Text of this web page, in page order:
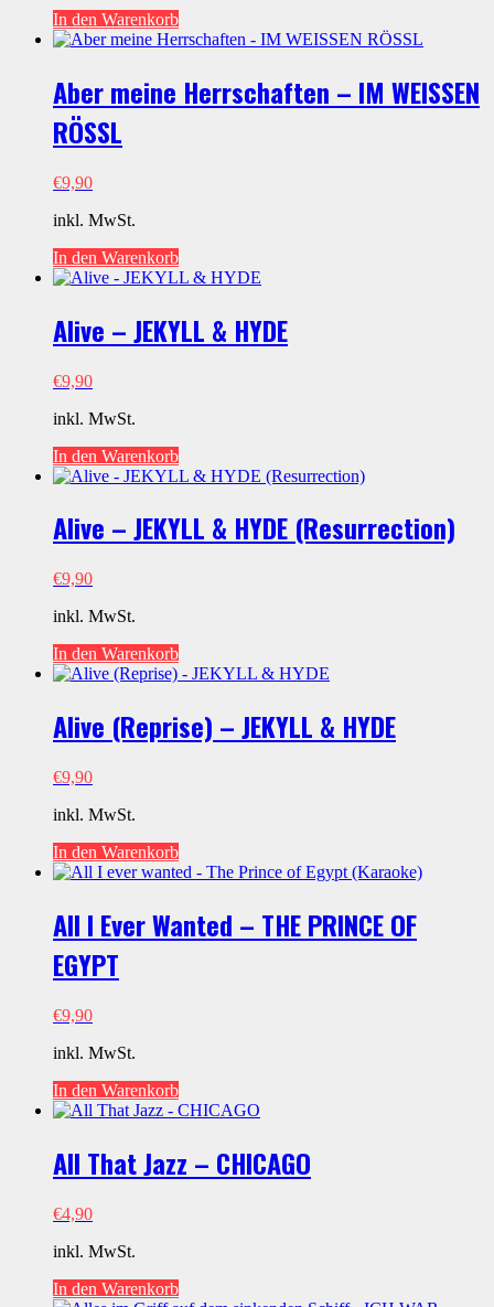
In den Warenkorb
Aber meine Herrschaften – IM WEISSEN
RÖSSL
€9,90
inkl. MwSt.
In den Warenkorb
Alive – JEKYLL & HYDE
€9,90
inkl. MwSt.
In den Warenkorb
Alive – JEKYLL & HYDE (Resurrection)
€9,90
inkl. MwSt.
In den Warenkorb
Alive (Reprise) – JEKYLL & HYDE
€9,90
inkl. MwSt.
In den Warenkorb
All I Ever Wanted – THE PRINCE OF
EGYPT
€9,90
inkl. MwSt.
In den Warenkorb
All That Jazz – CHICAGO
€4,90
inkl. MwSt.
In den Warenkorb